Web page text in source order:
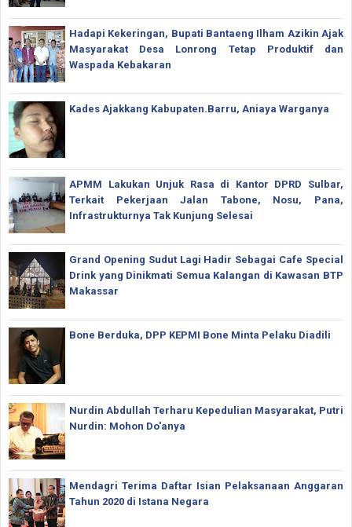
Hadapi Kekeringan, Bupati Bantaeng Ilham Azikin Ajak
Masyarakat Desa Lonrong Tetap Produktif dan
Waspada Kebakaran
Kades Ajakkang Kabupaten.Barru, Aniaya Warganya
APMM Lakukan Unjuk Rasa di Kantor DPRD Sulbar,
Terkait Pekerjaan Jalan Tabone, Nosu, Pana,
Infrastrukturnya Tak Kunjung Selesai
Grand Opening Sudut Lagi Hadir Sebagai Cafe Special
Drink yang Dinikmati Semua Kalangan di Kawasan BTP
Makassar
Bone Berduka, DPP KEPMI Bone Minta Pelaku Diadili
Nurdin Abdullah Terharu Kepedulian Masyarakat, Putri
Nurdin: Mohon Do'anya
Mendagri Terima Daftar Isian Pelaksanaan Anggaran
Tahun 2020 di Istana Negara